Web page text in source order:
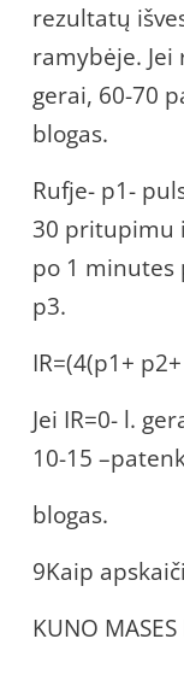
rezultatų
ramybėje.
gerai, 60-70
blogas.
Rufje- p1-
30 pritupimu
po 1 minutes
p3.
IR=(4(p1+
Jei IR=0- l.
10-15
blogas.
9Kaip
KUNO MASES